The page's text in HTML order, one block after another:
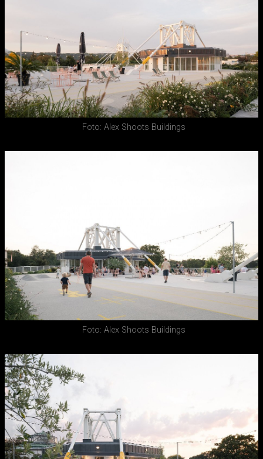
Foto: Alex Shoots Buildings
Foto: Alex Shoots Buildings